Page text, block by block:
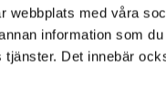
webbplats med våra
information som
tjänster. Det innebär